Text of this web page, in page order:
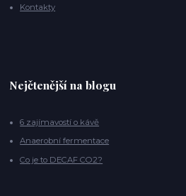
Kontakty
Nejčtenější na blogu
6 zajímavostí o kávě
Anaerobní fermentace
Co je to DECAF CO2?